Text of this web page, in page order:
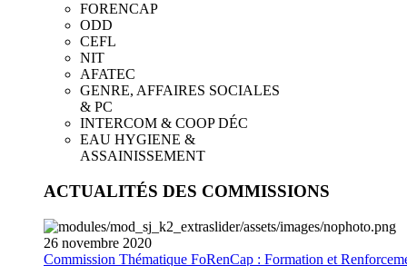
FORENCAP
ODD
CEFL
NIT
AFATEC
GENRE, AFFAIRES SOCIALES
& PC
INTERCOM & COOP DÉC
EAU HYGIENE &
ASSAINISSEMENT
ACTUALITÉS DES COMMISSIONS
26 novembre 2020
Commission Thématique FoRenCap : Formation et